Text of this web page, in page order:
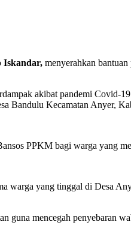
Iskandar, menyerahkan
akibat pandemi Covid-
Bandulu Kecamatan Anyer,
PPKM bagi warga yang
warga yang tinggal di Desa
guna mencegah penyebaran